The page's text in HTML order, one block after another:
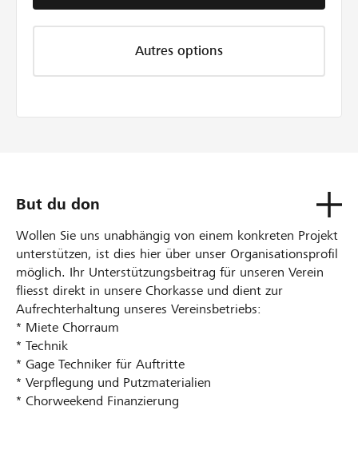
Autres options
But du don
Wollen Sie uns unabhängig von einem konkreten Projekt
unterstützen, ist dies hier über unser Organisationsprofil
möglich. Ihr Unterstützungsbeitrag für unseren Verein
fliesst direkt in unsere Chorkasse und dient zur
Aufrechterhaltung unseres Vereinsbetriebs:
* Miete Chorraum
* Technik
* Gage Techniker für Auftritte
* Verpflegung und Putzmaterialien
* Chorweekend Finanzierung